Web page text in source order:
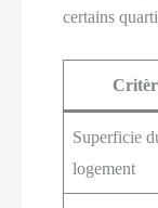
certains
Superficie
logement